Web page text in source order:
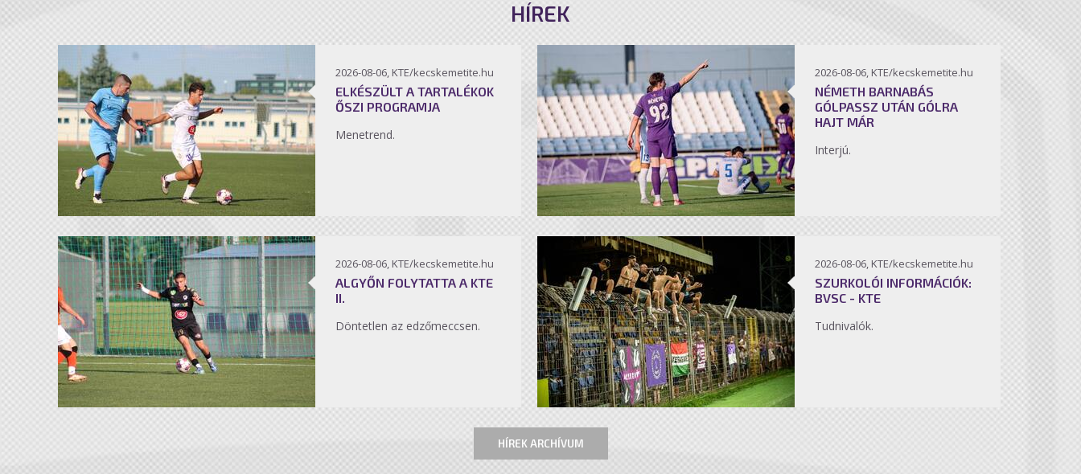
HÍREK
2026-08-06, KTE/kecskemetite.hu
ELKÉSZÜLT A TARTALÉKOK
ŐSZI PROGRAMJA
Menetrend.
2026-08-06, KTE/kecskemetite.hu
NÉMETH BARNABÁS
GÓLPASSZ UTÁN GÓLRA
HAJT MÁR
Interjú.
2026-08-06, KTE/kecskemetite.hu
ALGYŐN FOLYTATTA A KTE
II.
Döntetlen az edzőmeccsen.
2026-08-06, KTE/kecskemetite.hu
SZURKOLÓI INFORMÁCIÓK:
BVSC - KTE
Tudnivalók.
HÍREK ARCHÍVUM